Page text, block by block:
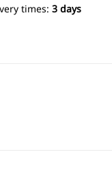
times: 3 days